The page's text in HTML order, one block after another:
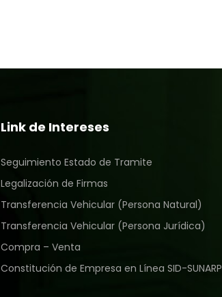
Link de Intereses
Seguimiento Estado de Tramite
Legalización de Firmas
Transferencia Vehicular (Persona Natural)
Transferencia Vehicular (Persona Jurídica)
Compra – Venta
Constitución de Empresa en Línea SID-SUNARP